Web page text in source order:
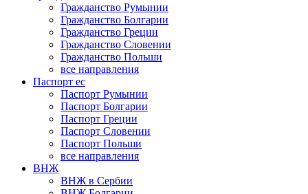
Гражданство Румынии
Гражданство Болгарии
Гражданство Греции
Гражданство Словении
Гражданство Польши
все направления
Паспорт ес
Паспорт Румынии
Паспорт Болгарии
Паспорт Греции
Паспорт Словении
Паспорт Польши
все направления
ВНЖ
ВНЖ в Сербии